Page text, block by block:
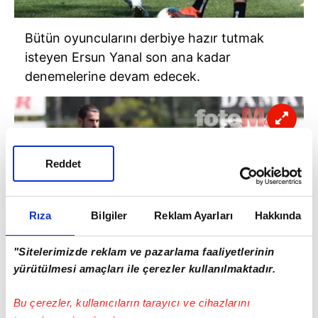
Rıza Bilgiler Reklam Ayarları Hakkında
"Sitelerimizde reklam ve pazarlama faaliyetlerinin
yürütülmesi amaçları ile çerezler kullanılmaktadır.
Bu çerezler, kullanıcıların tarayıcı ve cihazlarını
Reddet
Bütün oyuncularını derbiye hazır tutmak
isteyen Ersun Yanal son ana kadar
denemelerine devam edecek.